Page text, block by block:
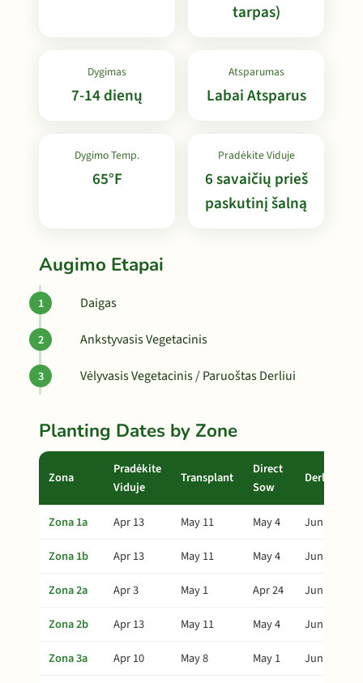
tarpas)
Dygimas
7-14 dienų
Atsparumas
Labai Atsparus
Dygimo Temp.
65°F
Pradėkite Viduje
6 savaičių prieš
paskutinį šalną
Augimo Etapai
Daigas
Ankstyvasis Vegetacinis
Vėlyvasis Vegetacinis / Paruoštas Derliui
Planting Dates by Zone
Zona
Pradėkite
Viduje
Transplant
Direct
Sow
Derlius
Zona 1a Apr 13 May 11 May 4
Jun 25
Zona 1b
Apr 13 May 11 May 4
Jun 25
Zona 2a
Apr 3 May 1 Apr 24
Jun 15
Zona 2b
Apr 13 May 11 May 4
Jun 25
Zona 3a
Apr 10 May 8 May 1
Jun 22